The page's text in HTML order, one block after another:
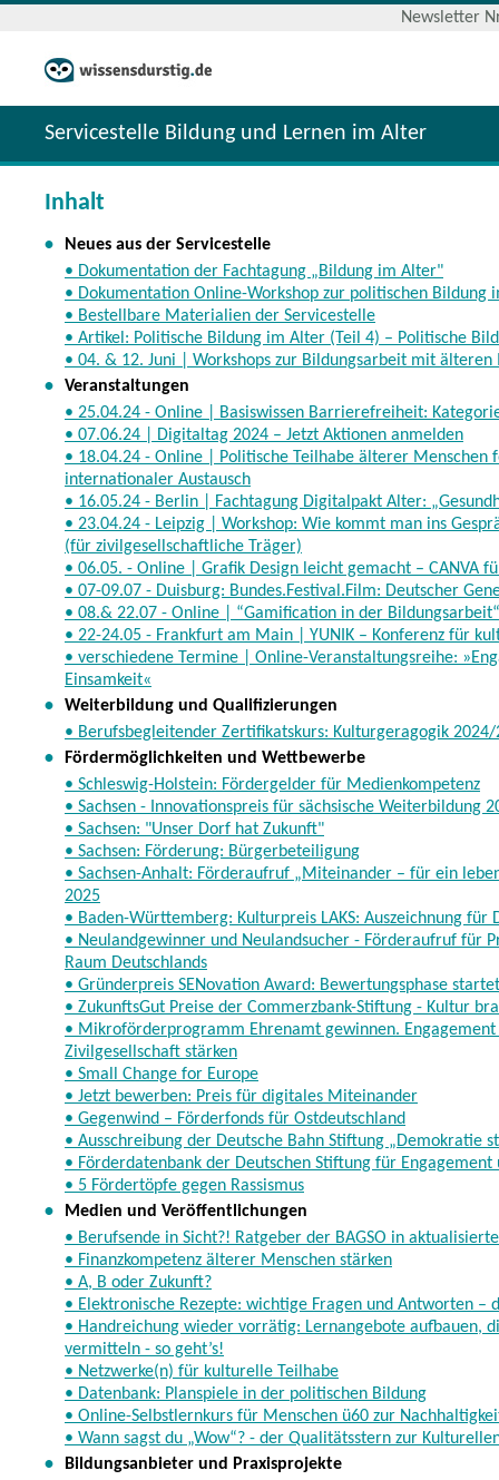
Newsletter
Servicestelle Bildung und Lernen im Alter
Inhalt
•
Neues aus der Servicestelle
• Dokumentation der Fachtagung „Bildung im Alter"
• Dokumentation Online-Workshop zur politischen Bildung
• Bestellbare Materialien der Servicestelle
• Artikel: Politische Bildung im Alter (Teil 4) – Politische
• 04. & 12. Juni | Workshops zur Bildungsarbeit mit älteren
•
Veranstaltungen
• 25.04.24 - Online | Basiswissen Barrierefreiheit:
• 07.06.24 | Digitaltag 2024 – Jetzt Aktionen anmelden
• 18.04.24 - Online | Politische Teilhabe älterer Menschen
internationaler Austausch
• 16.05.24 - Berlin | Fachtagung Digitalpakt Alter:
• 23.04.24 - Leipzig | Workshop: Wie kommt man ins
(für zivilgesellschaftliche Träger)
• 06.05. - Online | Grafik Design leicht gemacht – CANVA
• 07-09.07 - Duisburg: Bundes.Festival.Film: Deutscher
• 08.& 22.07 - Online | “Gamification in der Bildungsarbeit“
• 22-24.05 - Frankfurt am Main | YUNIK – Konferenz für
• verschiedene Termine | Online-Veranstaltungsreihe:
Einsamkeit«
•
Weiterbildung und Qualifizierungen
• Berufsbegleitender Zertifikatskurs: Kulturgeragogik 2024/
•
Fördermöglichkeiten und Wettbewerbe
• Schleswig-Holstein: Fördergelder für Medienkompetenz
• Sachsen - Innovationspreis für sächsische Weiterbildung
• Sachsen: "Unser Dorf hat Zukunft"
• Sachsen: Förderung: Bürgerbeteiligung
• Sachsen-Anhalt: Förderaufruf „Miteinander – für ein
2025
• Baden-Württemberg: Kulturpreis LAKS: Auszeichnung für
• Neulandgewinner und Neulandsucher - Förderaufruf für
Raum Deutschlands
• Gründerpreis SENovation Award: Bewertungsphase startet
• ZukunftsGut Preise der Commerzbank-Stiftung - Kultur
• Mikroförderprogramm Ehrenamt gewinnen. Engagement
Zivilgesellschaft stärken
• Small Change for Europe
• Jetzt bewerben: Preis für digitales Miteinander
• Gegenwind – Förderfonds für Ostdeutschland
• Ausschreibung der Deutsche Bahn Stiftung „Demokratie
• Förderdatenbank der Deutschen Stiftung für Engagement
• 5 Fördertöpfe gegen Rassismus
•
Medien und Veröffentlichungen
• Berufsende in Sicht?! Ratgeber der BAGSO in
• Finanzkompetenz älterer Menschen stärken
• A, B oder Zukunft?
• Elektronische Rezepte: wichtige Fragen und Antworten –
• Handreichung wieder vorrätig: Lernangebote aufbauen,
vermitteln - so geht’s!
• Netzwerke(n) für kulturelle Teilhabe
• Datenbank: Planspiele in der politischen Bildung
• Online-Selbstlernkurs für Menschen ü60 zur
• Wann sagst du „Wow“? - der Qualitätsstern zur
•
Bildungsanbieter und Praxisprojekte